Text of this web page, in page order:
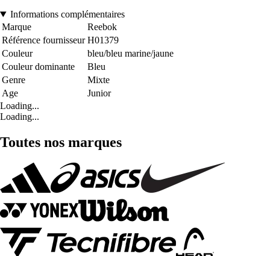
Informations complémentaires
Marque
Reebok
Référence fournisseur H01379
Couleur
bleu/bleu marine/jaune
Couleur dominante
Bleu
Genre
Mixte
Age
Junior
Loading...
Loading...
Toutes nos marques